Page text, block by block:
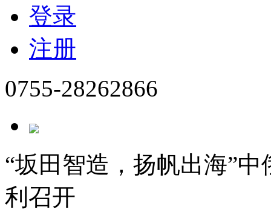
登录
注册
0755-28262866
“坂田智造，扬帆出海”
利召开